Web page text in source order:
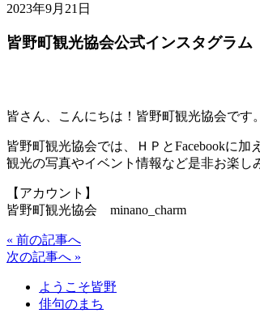
2023年9月21日
皆野町観光協会公式インスタグラム
皆さん、こんにちは！皆野町観光協会です。
皆野町観光協会では、ＨＰとFacebookに加
観光の写真やイベント情報など是非お楽し
【アカウント】
皆野町観光協会 minano_charm
« 前の記事へ
次の記事へ »
ようこそ皆野
俳句のまち